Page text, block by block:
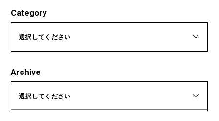
Category
選択してください
Archive
選択してください